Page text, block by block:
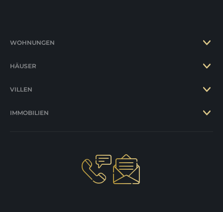
WOHNUNGEN
HÄUSER
VILLEN
IMMOBILIEN